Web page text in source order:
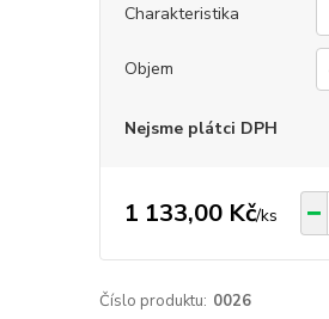
Charakteristika
Objem
Nejsme plátci DPH
1 133,00 Kč/ks
Číslo produktu: 0026